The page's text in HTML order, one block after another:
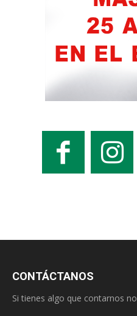
CONTÁCTANOS
Si tienes algo que contarnos